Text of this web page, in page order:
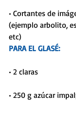
• Cortantes de
(ejemplo arbolito,
etc)
PARA EL GLASÉ:
• 2 claras
• 250 g azúcar